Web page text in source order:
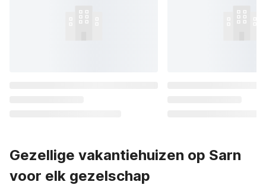
Gezellige vakantiehuizen op Sarn
voor elk gezelschap